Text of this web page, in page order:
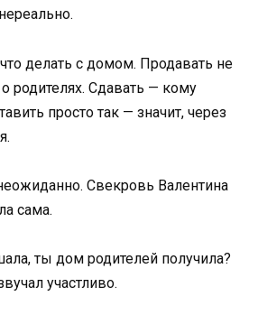
делать с домом. Продавать не
родителях. Сдавать — кому
просто так — значит, через
Свекровь Валентина
сама.
ты дом родителей получила?
участливо.